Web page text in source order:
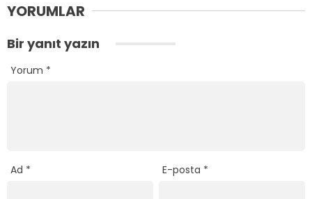
YORUMLAR
Bir yanıt yazın
Yorum *
Ad * E-posta *